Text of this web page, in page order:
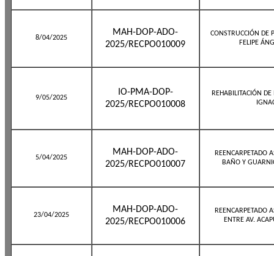
8/04/2025
MAH-DOP-ADO-
2025/RECPO010009
CONSTRUCCIÓN DE
FELIPE
9/05/2025
IO-PMA-DOP-
2025/RECPO010008
REHABILITACIÓN
5/04/2025
MAH-DOP-ADO-
2025/RECPO010007
REENCARPETADO
BAÑO Y
23/04/2025
MAH-DOP-ADO-
2025/RECPO010006
REENCARPETADO
ENTRE AV.